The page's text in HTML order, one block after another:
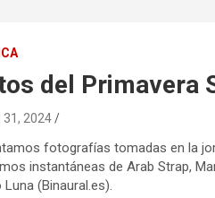
del Primavera
31, 2024
fotografías tomadas en la
instantáneas de Arab Strap,
Luna (Binaural.es).